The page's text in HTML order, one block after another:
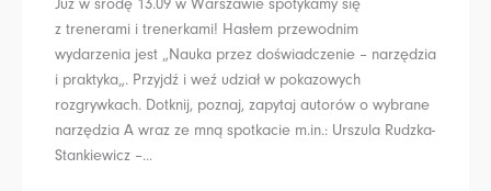
Już w środę 13.09 w Warszawie spotykamy się
z trenerami i trenerkami! Hasłem przewodnim
wydarzenia jest „Nauka przez doświadczenie – narzędzia
i praktyka„. Przyjdź i weź udział w pokazowych
rozgrywkach. Dotknij, poznaj, zapytaj autorów o wybrane
narzędzia A wraz ze mną spotkacie m.in.: Urszula Rudzka-
Stankiewicz –...